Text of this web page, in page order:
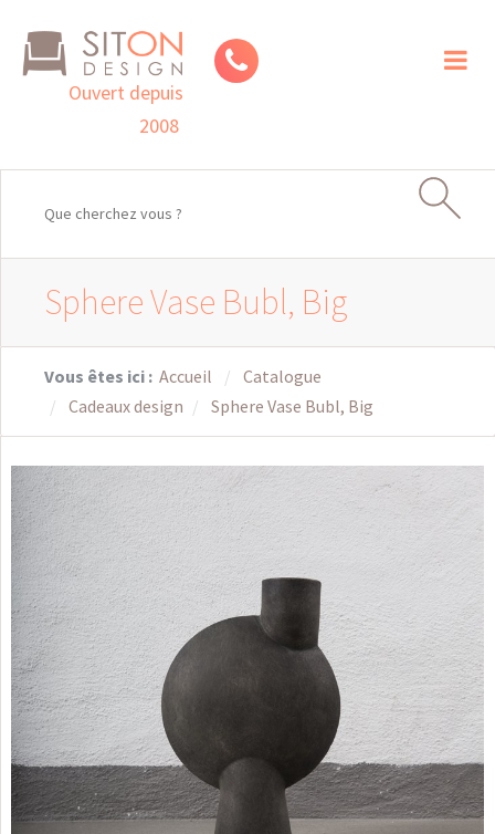
Ouvert depuis
2008
Sphere Vase Bubl, Big
Vous êtes ici : Accueil
Catalogue
Cadeaux design
Sphere Vase Bubl, Big